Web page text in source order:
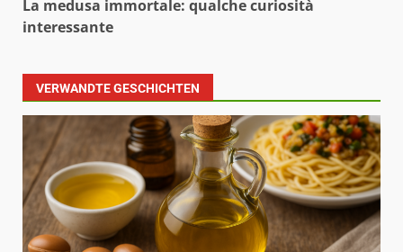
La medusa immortale: qualche curiosità
interessante
VERWANDTE GESCHICHTEN